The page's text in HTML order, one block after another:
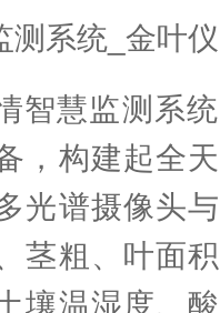
智慧监测系
，构建起全
光谱摄像头
茎粗、叶面
壤温湿度、